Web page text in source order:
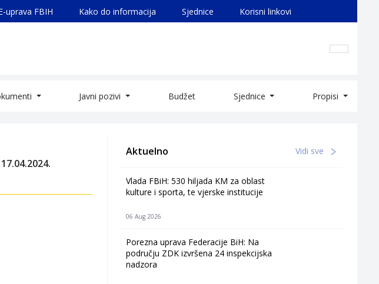
uprava FBIH Kako do informacija Sjednice Korisni linkovi
Javni pozivi Budžet Sjednice Propisi
Aktuelno Vidi sve
Vlada FBiH: 530 hiljada KM za oblast
kulture i sporta, te vjerske institucije
06 Aug 2026
Porezna uprava Federacije BiH: Na
području ZDK izvršena 24 inspekcijska
nadzora